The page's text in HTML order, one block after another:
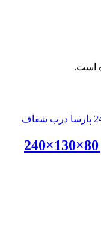
است.
جعبه تقسیم پلاستیکی روکار 80×130×240